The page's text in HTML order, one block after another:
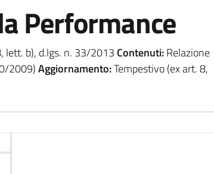
Performance
lett. b), d.lgs. n. 33/2013 Contenuti:Relazione
2009)Aggiornamento:Tempestivo (ex art. 8,